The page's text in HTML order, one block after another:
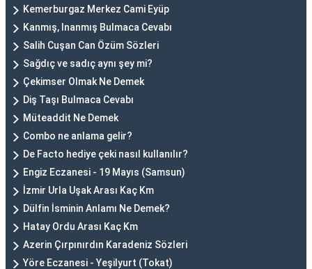
Kemerburgaz Merkez Cami Eyüp
Kanmış, Inanmış Bulmaca Cevabı
Salih Cuşan Can Özüm Sözleri
Sağdıç ve sadıç aynı şey mi?
Çekimser Olmak Ne Demek
Diş Taşı Bulmaca Cevabı
Müteaddit Ne Demek
Combo ne anlama gelir?
De Facto hediye çeki nasıl kullanılır?
Engiz Eczanesi - 19 Mayıs (Samsun)
İzmir Urla Uşak Arası Kaç Km
Dülfin İsminin Anlamı Ne Demek?
Hatay Ordu Arası Kaç Km
Azerin Çırpınırdın Karadeniz Sözleri
Yöre Eczanesi - Yeşilyurt (Tokat)